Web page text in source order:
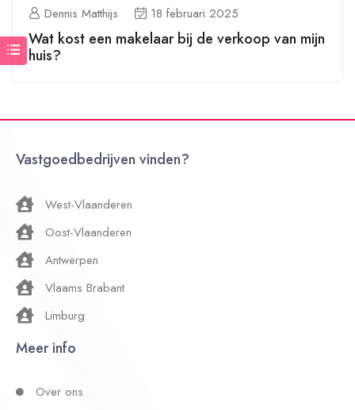
Dennis Matthijs 18 februari 2025
Wat kost een makelaar bij de verkoop van mijn
huis?
Vastgoedbedrijven vinden?
West-Vlaanderen
Oost-Vlaanderen
Antwerpen
Vlaams Brabant
Limburg
Meer info
Over ons